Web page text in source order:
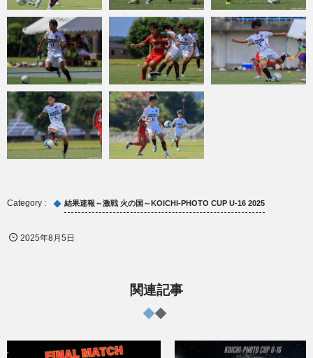
結果速報～激戦 火の国～KOICHI-PHOTO CUP U-16 2025
2025年8月5日
関連記事